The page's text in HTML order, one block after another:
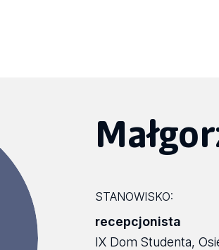
STANOWISKO:
recepcjonista
IX Dom Studenta,